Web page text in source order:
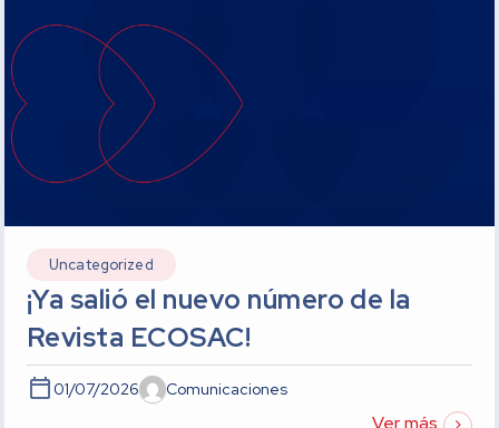
Uncategorized
¡Ya salió el nuevo número de la
Revista ECOSAC!
01/07/2026 Comunicaciones
Ver más